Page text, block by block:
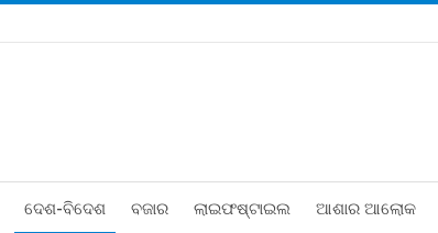
ଦେଶ-ବିଦେଶ ବଜାର ଲାଇଫଷ୍ଟାଇଲ ଆଶାର ଆଲୋକ